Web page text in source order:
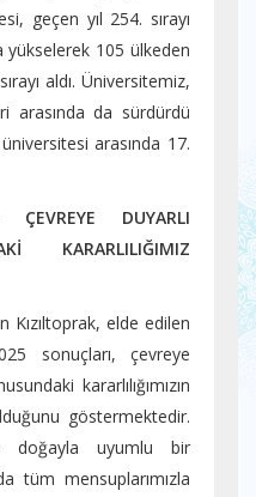
geçen yıl 254. sırayı
yükselerek 105 ülkeden
aldı. Üniversitemiz,
arasında da sürdürdü
arasında 17.
DUYARLI
KARARLILIĞIMIZ
elde edilen
sonuçları, çevreye
kararlılığımızın
göstermektedir.
doğayla uyumlu bir
tüm mensuplarımızla